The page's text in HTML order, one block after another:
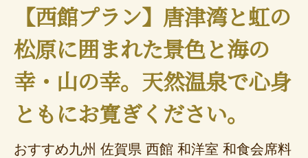
【西館プラン】唐津湾と虹の
松原に囲まれた景色と海の
幸・山の幸。天然温泉で心身
ともにお寛ぎください。
おすすめ九州 佐賀県 西館 和洋室 和食会席料